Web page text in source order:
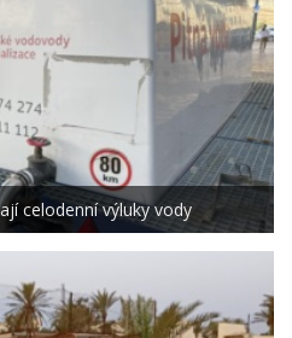
celodenní výluky vody